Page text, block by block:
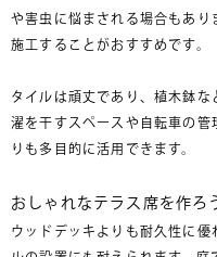
や害虫に悩まされる場合もあり
施工することがおすすめです。
タイルは頑丈であり、植木鉢
濯を干すスペースや自転車の管
りも多目的に活用できます。
おしゃれなテラス席を作ろ
ウッドデッキよりも耐久性に